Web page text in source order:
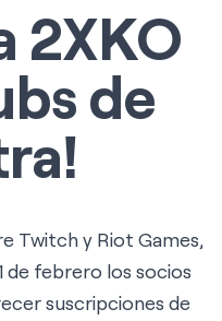
2XKO
de
Twitch y Riot Games,
de febrero los socios
suscripciones de